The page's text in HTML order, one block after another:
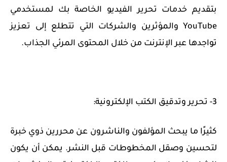
بتقديم خدمات تحرير الفيديو الخاصة بك لمستخدمي
YouTube والمؤثرين والشركات التي تتطلع إلى تعزيز
تواجدها عبر الإنترنت من خلال المحتوى المرئي الجذاب.
3- تحرير وتدقيق الكتب الإلكترونية:
كثيرًا ما يبحث المؤلفون والناشرون عن محررين ذوي خبرة
لتحسين وصقل المخطوطات قبل النشر. يمكن أن يكون